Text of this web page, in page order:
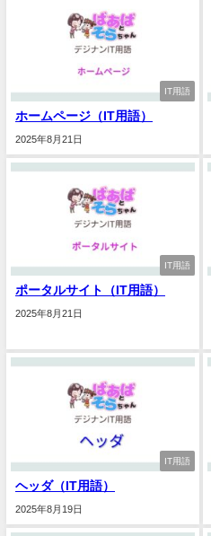
IT用語
ホームページ（IT用語）
2025年8月21日
IT用語
ポータルサイト（IT用語）
2025年8月21日
IT用語
ヘッダ（IT用語）
2025年8月19日